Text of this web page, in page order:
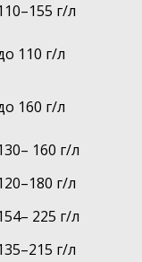
г/л
110 г/л
160 г/л
160 г/л
г/л
225 г/л
г/л